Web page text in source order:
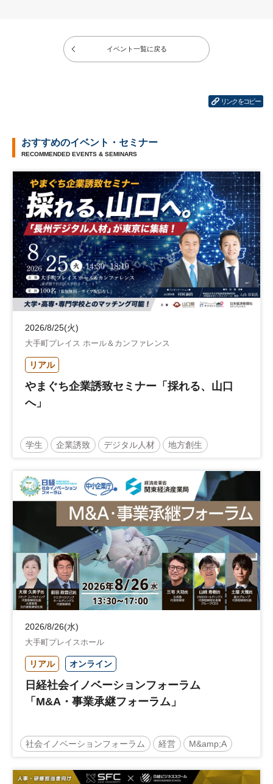
イベント一覧に戻る
リンクをコピー
おすすめのイベント・セミナー
RECOMMENDED EVENTS & SEMINARS
2026/8/25(火)
大手町プレイス ホール＆カンファレンス
リアル
やまぐち企業誘致セミナー「採れる、山口
へ」
学生 企業誘致 デジタル人材 地方創生
地域活性化 自治体
2026/8/26(水)
大手町プレイスホール
リアル オンライン
日経社会イノベーションフォーラム
「M&A・事業承継フォーラム」
社会イノベーションフォーラム 経営 M&amp;A
事業承継 中堅中小企業